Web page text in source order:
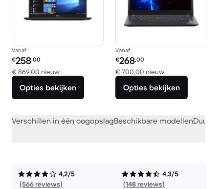
Vanaf
Refurbished prijs:
€258,00
€ 869,00 nieuwVergeleken met € 869,00 nieuw
Opties bekijken
Vanaf
Refurbished prijs:
€268,00
€ 700,00 nieuwVergeleken met
Opties bekijken
Verschillen in één oogopslagBeschikbare modellen
4,2/5
(566 reviews)
4,3/5
(148 reviews)